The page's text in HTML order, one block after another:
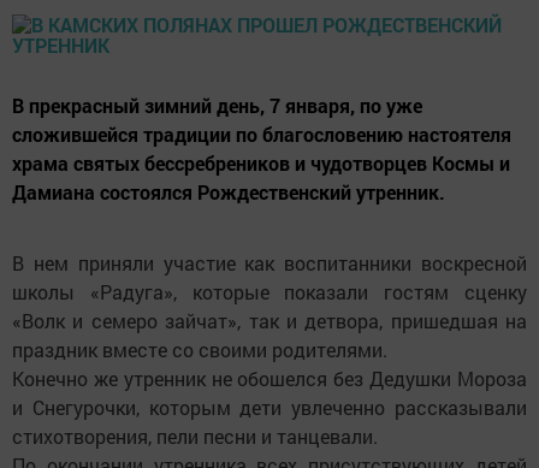
В прекрасный зимний день, 7 января, по уже
сложившейся традиции по благословению настоятеля
храма святых бессребреников и чудотворцев Космы и
Дамиана состоялся Рождественский утренник.
В нем приняли участие как воспитанники воскресной
школы «Радуга», которые показали гостям сценку
«Волк и семеро зайчат», так и детвора, пришедшая на
праздник вместе со своими родителями.
Конечно же утренник не обошелся без Дедушки Мороза
и Снегурочки, которым дети увлеченно рассказывали
стихотворения, пели песни и танцевали.